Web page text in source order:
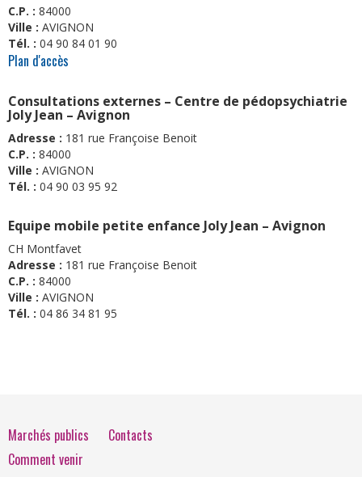
C.P. : 84000
Ville : AVIGNON
Tél. : 04 90 84 01 90
Plan d'accès
Consultations externes – Centre de pédopsychiatrie
Joly Jean – Avignon
Adresse : 181 rue Françoise Benoit
C.P. : 84000
Ville : AVIGNON
Tél. : 04 90 03 95 92
Equipe mobile petite enfance Joly Jean – Avignon
CH Montfavet
Adresse : 181 rue Françoise Benoit
C.P. : 84000
Ville : AVIGNON
Tél. : 04 86 34 81 95
Marchés publics
Contacts
Comment venir